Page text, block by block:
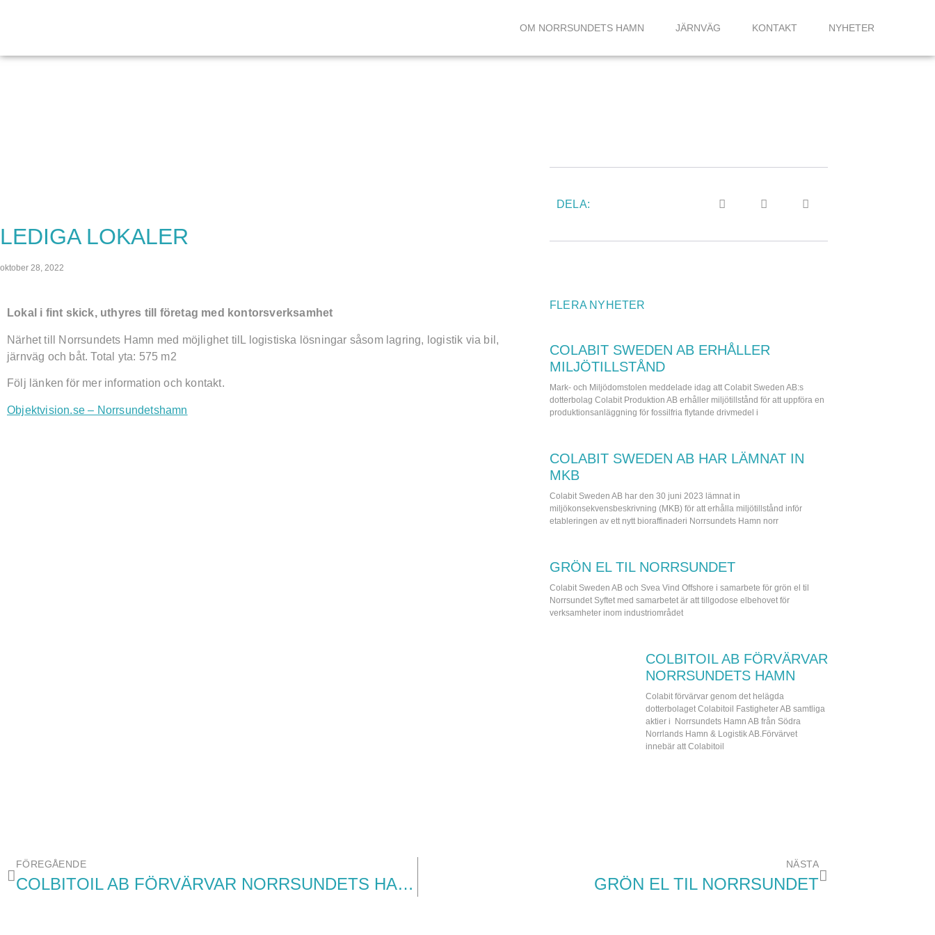
OM NORRSUNDETS HAMN JÄRNVÄG KONTAKT NYHETER
LEDIGA LOKALER
oktober 28, 2022
Lokal i fint skick, uthyres till företag med kontorsverksamhet
Närhet till Norrsundets Hamn med möjlighet tilL logistiska lösningar såsom lagring, logistik via bil,
järnväg och båt. Total yta: 575 m2
Följ länken för mer information och kontakt.
Objektvision.se – Norrsundetshamn
DELA:
FLERA NYHETER
COLABIT SWEDEN AB ERHÅLLER
MILJÖTILLSTÅND
Mark- och Miljödomstolen meddelade idag att Colabit Sweden AB:s
dotterbolag Colabit Produktion AB erhåller miljötillstånd för att uppföra en
produktionsanläggning för fossilfria flytande drivmedel i
COLABIT SWEDEN AB HAR LÄMNAT IN
MKB
Colabit Sweden AB har den 30 juni 2023 lämnat in
miljökonsekvensbeskrivning (MKB) för att erhålla miljötillstånd inför
etableringen av ett nytt bioraffinaderi Norrsundets Hamn norr
GRÖN EL TIL NORRSUNDET
Colabit Sweden AB och Svea Vind Offshore i samarbete för grön el til
Norrsundet Syftet med samarbetet är att tillgodose elbehovet för
verksamheter inom industriområdet
COLBITOIL AB FÖRVÄRVAR
NORRSUNDETS HAMN
Colabit förvärvar genom det helägda
dotterbolaget Colabitoil Fastigheter AB samtliga
aktier i Norrsundets Hamn AB från Södra
Norrlands Hamn & Logistik AB.Förvärvet
innebär att Colabitoil
FÖREGÅENDE
COLBITOIL AB FÖRVÄRVAR NORRSUNDETS HAMN
NÄSTA
GRÖN EL TIL NORRSUNDET